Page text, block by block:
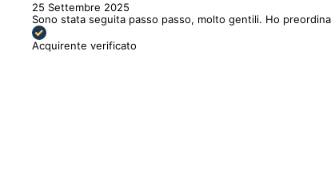
25 Settembre 2025
Sono stata seguita passo passo, molto gentili. Ho
Acquirente verificato